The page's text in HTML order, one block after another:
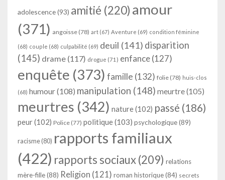
adolescence(93) amitié (220) amour
(371) angoisse (78) art (67) Aventure (69) condition féminine
(68) couple (68) culpabilité (69) deuil (141) disparition
(145) drame (117) drogue (71) enfance(127)
enquête (373) famille (132) folie (78) huis-clos
(68) humour(108) manipulation (148) meurtre(105)
meurtres (342) nature(102) passé (186)
peur(102) Police (77) politique(103) psychologique(89)
racisme (80) rapports familiaux
(422) rapports sociaux(209) relations
mère-fille(88) Religion (121) roman historique(84) secrets